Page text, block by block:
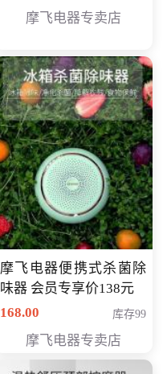
摩飞电器专卖店
摩飞电器便携式杀菌除
味器 会员专享价138元
168.00
库存99
摩飞电器专卖店